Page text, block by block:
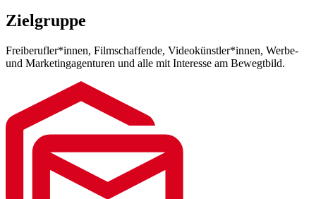
Zielgruppe
Freiberufler*innen, Filmschaffende, Videokünstler*innen, Werbe-
und Marketingagenturen und alle mit Interesse am Bewegtbild.